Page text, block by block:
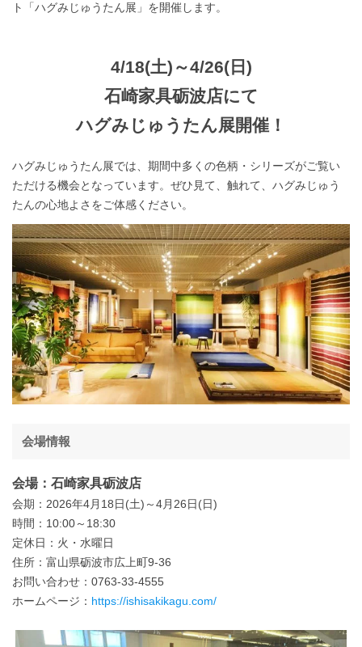
ト「ハグみじゅうたん展」を開催します。
4/18(土)～4/26(日)
石崎家具砺波店にて
ハグみじゅうたん展開催！
ハグみじゅうたん展では、期間中多くの色柄・シリーズがご覧い
ただける機会となっています。ぜひ見て、触れて、ハグみじゅう
たんの心地よさをご体感ください。
会場情報
会場：石崎家具砺波店
会期：2026年4月18日(土)～4月26日(日)
時間：10:00～18:30
定休日：火・水曜日
住所：富山県砺波市広上町9-36
お問い合わせ：0763-33-4555
ホームページ： https://ishisakikagu.com/